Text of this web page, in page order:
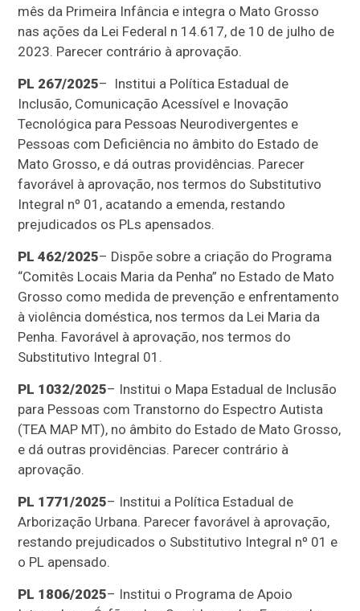
mês da Primeira Infância e integra o Mato Grosso
nas ações da Lei Federal n 14.617, de 10 de julho de
2023. Parecer contrário à aprovação.
PL 267/2025– Institui a Política Estadual de
Inclusão, Comunicação Acessível e Inovação
Tecnológica para Pessoas Neurodivergentes e
Pessoas com Deficiência no âmbito do Estado de
Mato Grosso, e dá outras providências. Parecer
favorável à aprovação, nos termos do Substitutivo
Integral nº 01, acatando a emenda, restando
prejudicados os PLs apensados.
PL 462/2025– Dispõe sobre a criação do Programa
“Comitês Locais Maria da Penha” no Estado de Mato
Grosso como medida de prevenção e enfrentamento
à violência doméstica, nos termos da Lei Maria da
Penha. Favorável à aprovação, nos termos do
Substitutivo Integral 01.
PL 1032/2025– Institui o Mapa Estadual de Inclusão
para Pessoas com Transtorno do Espectro Autista
(TEA MAP MT), no âmbito do Estado de Mato Grosso,
e dá outras providências. Parecer contrário à
aprovação.
PL 1771/2025– Institui a Política Estadual de
Arborização Urbana. Parecer favorável à aprovação,
restando prejudicados o Substitutivo Integral nº 01 e
o PL apensado.
PL 1806/2025– Institui o Programa de Apoio